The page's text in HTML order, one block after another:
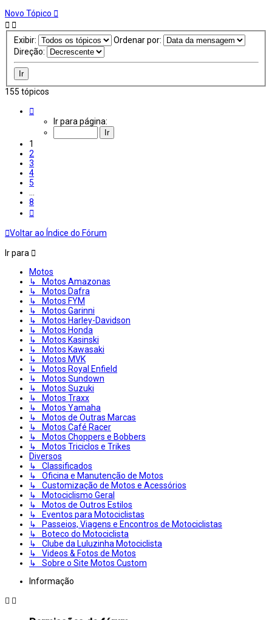
Novo Tópico
Exibir:
Ordenar por:
Direção:
155 tópicos
Ir para página:
1
2
3
4
5
8
Voltar ao Índice do Fórum
Ir para
Motos
↳ Motos Amazonas
↳ Motos Dafra
↳ Motos FYM
↳ Motos Garinni
↳ Motos Harley-Davidson
↳ Motos Honda
↳ Motos Kasinski
↳ Motos Kawasaki
↳ Motos MVK
↳ Motos Royal Enfield
↳ Motos Sundown
↳ Motos Suzuki
↳ Motos Traxx
↳ Motos Yamaha
↳ Motos de Outras Marcas
↳ Motos Café Racer
↳ Motos Choppers e Bobbers
↳ Motos Triciclos e Trikes
Diversos
↳ Classificados
↳ Oficina e Manutenção de Motos
↳ Customização de Motos e Acessórios
↳ Motociclismo Geral
↳ Motos de Outros Estilos
↳ Eventos para Motociclistas
↳ Passeios, Viagens e Encontros de Motociclistas
↳ Boteco do Motociclista
↳ Clube da Luluzinha Motociclista
↳ Videos & Fotos de Motos
↳ Sobre o Site Motos Custom
Informação